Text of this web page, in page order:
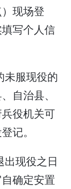
现场登
写个人信
未服现役的
自治县、
役机关可
记。
现役之日
确定安置